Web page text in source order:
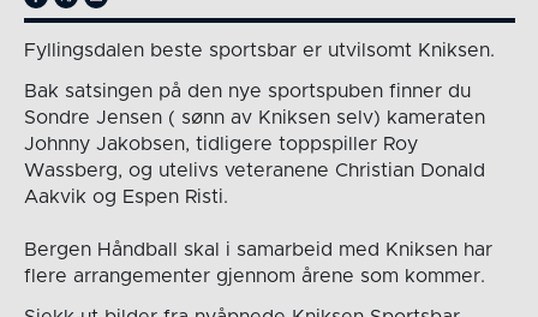
Fyllingsdalen beste sportsbar er utvilsomt Kniksen.
Bak satsingen på den nye sportspuben finner du
Sondre Jensen ( sønn av Kniksen selv) kameraten
Johnny Jakobsen, tidligere toppspiller Roy
Wassberg, og utelivs veteranene Christian Donald
Aakvik og Espen Risti.
Bergen Håndball skal i samarbeid med Kniksen har
flere arrangementer gjennom årene som kommer.